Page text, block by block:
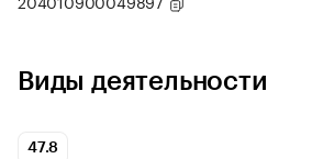
Виды деятельности
47.8